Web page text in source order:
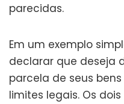
parecidas.
Em um exemplo
declarar que deseja
parcela de seus
limites legais. Os